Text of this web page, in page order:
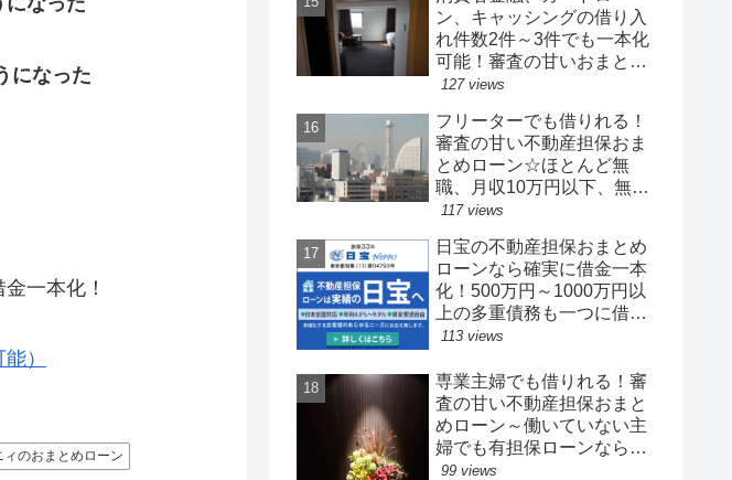
になった
一本化！
）
ィのおまとめローン
方に
ン、キャッシングの借り入
れ件数2件～3件でも一本化
可能！審査の甘いおまとめ
ローンはここだ！
127 views
フリーターでも借りれる！
審査の甘い不動産担保おま
とめローン☆ほとんど無
職、月収10万円以下、無収
入、低収入でも融資も可
117 views
日宝の不動産担保おまとめ
ローンなら確実に借金一本
化！500万円～1000万円以
上の多重債務も一つに借り
換え出来ます。最短で即日
113 views
専業主婦でも借りれる！審
査の甘い不動産担保おまと
めローン～働いていない主
婦でも有担保ローンなら借
りれる！？
99 views